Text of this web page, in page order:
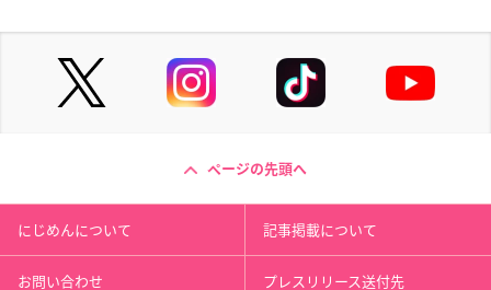
ページの先頭へ
にじめんについて 記事掲載について
お問い合わせ プレスリリース送付先